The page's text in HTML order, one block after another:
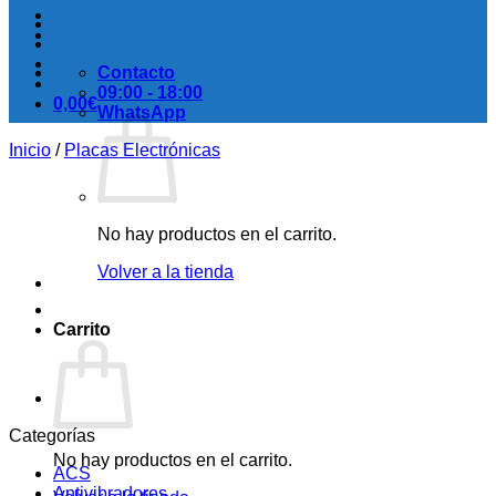
0,00€
No hay productos en el carrito.
Volver a la tienda
Carrito
No hay productos en el carrito.
Contacto
09:00 - 18:00
WhatsApp
Inicio / Placas Electrónicas
Categorías
ACS